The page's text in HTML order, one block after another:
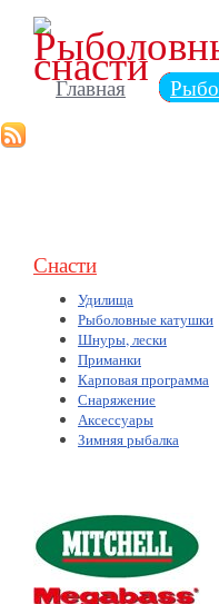
Главная
Снасти
Удилища
Рыболовные катушки
Шнуры, лески
Приманки
Карповая программа
Снаряжение
Аксессуары
Зимняя рыбалка